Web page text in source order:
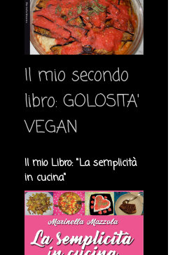
Il mio secondo
libro: GOLOSITA'
VEGAN
Il mio Libro: "La semplicità
in cucina"